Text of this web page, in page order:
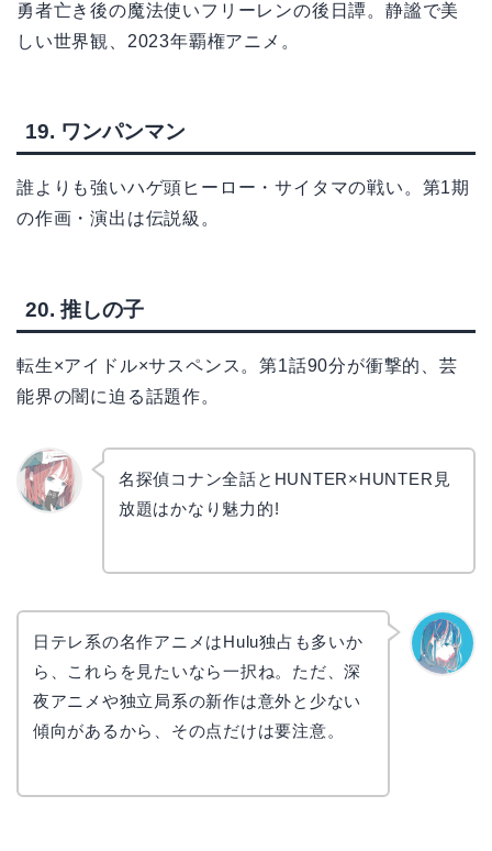
勇者亡き後の魔法使いフリーレンの後日譚。静謐で美
しい世界観、2023年覇権アニメ。
19. ワンパンマン
誰よりも強いハゲ頭ヒーロー・サイタマの戦い。第1期
の作画・演出は伝説級。
20. 推しの子
転生×アイドル×サスペンス。第1話90分が衝撃的、芸
能界の闇に迫る話題作。
名探偵コナン全話とHUNTER×HUNTER見
放題はかなり魅力的!
日テレ系の名作アニメはHulu独占も多いか
ら、これらを見たいなら一択ね。ただ、深
夜アニメや独立局系の新作は意外と少ない
傾向があるから、その点だけは要注意。